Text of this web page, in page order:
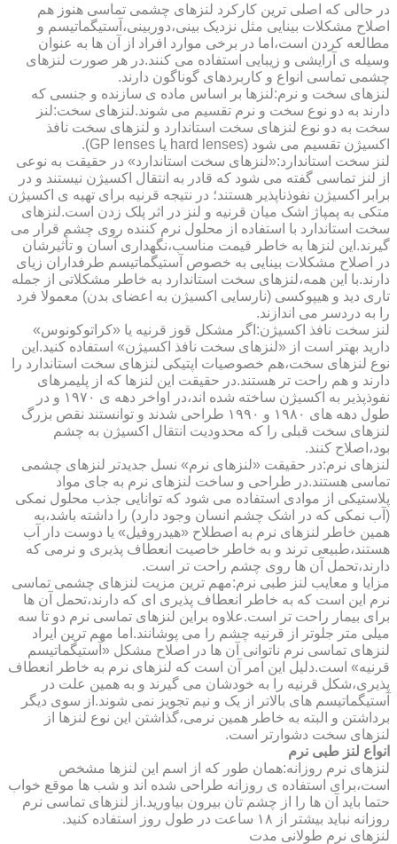
در حالی که اصلی ترین کارکرد لنزهای چشمی تماسی هنوز هم
اصلاح مشکلات بینایی مثل نزدیک بینی،دوربینی،آستیگماتیسم و
مطالعه کردن است،اما در برخی موارد افراد از آن ها به عنوان
وسیله ی آرایشی و زیبایی استفاده می کنند.در هر صورت لنزهای
چشمی تماسی انواع و کاربردهای گوناگون دارند.
لنزهای سخت و نرم:لنزها بر اساس ماده ی سازنده و جنسی که
دارند به دو نوع سخت و نرم تقسیم می شوند.لنزهای سخت:لنز
سخت به دو نوع لنزهای سخت استاندارد و لنزهای سخت نافذ
اکسیژن تقسیم می شود (hard lenses یا GP lenses).
لنز سخت استاندارد:«لنزهای سخت استاندارد» در حقیقت به نوعی
از لنز تماسی گفته می شود که قادر به انتقال اکسیژن نیستند و در
برابر اکسیژن نفوذناپذیر هستند؛ در نتیجه قرنیه برای تهیه ی اکسیژن
متکی به پمپاژ اشک میان قرنیه و لنز در اثر پلک زدن است.لنزهای
سخت استاندارد با استفاده از محلول نرم کننده روی چشم قرار می
گیرند.این لنزها به خاطر قیمت مناسب،نگهداری آسان و تأثیرشان
در اصلاح مشکلات بینایی به خصوص آستیگماتیسم طرفداران زیای
دارند.با این همه،لنزهای سخت استاندارد به خاطر مشکلاتی از جمله
تاری دید و هیپوکسی (نارسایی اکسیژن به اعضای بدن) معمولا فرد
را به دردسر می اندازند.
لنز سخت نافذ اکسیژن:اگر مشکل قوز قرنیه یا «کراتوکونوس»
دارید بهتر است از «لنزهای سخت نافذ اکسیژن» استفاده کنید.این
نوع لنزهای سخت،هم خصوصیات اپتیکی لنزهای سخت استاندارد را
دارند و هم راحت تر هستند.در حقیقت این لنزها که از پلیمرهای
نفوذپذیر به اکسیژن ساخته شده اند،در اواخر دهه ی ۱۹۷۰ و در
طول دهه های ۱۹۸۰ و ۱۹۹۰ طراحی شدند و توانستند نقص بزرگ
لنزهای سخت قبلی را که محدودیت انتقال اکسیژن به چشم
بود،اصلاح کنند.
لنزهای نرم:در حقیقت «لنزهای نرم» نسل جدیدتر لنزهای چشمی
تماسی هستند.در طراحی و ساخت لنزهای نرم به جای مواد
پلاستیکی از موادی استفاده می شود که توانایی جذب محلول نمکی
(آب نمکی که در اشک چشم انسان وجود دارد) را داشته باشد،به
همین خاطر لنزهای نرم به اصطلاح «هیدروفیل» یا دوست دار آب
هستند،طبیعی ترند و به خاطر خاصیت انعطاف پذیری و نرمی که
دارند،تحمل آن ها روی چشم راحت تر است.
مزایا و معایب لنز طبی نرم:مهم ترین مزیت لنزهای چشمی تماسی
نرم این است که به خاطر انعطاف پذیری ای که دارند،تحمل آن ها
برای بیمار راحت تر است.علاوه براین لنزهای تماسی نرم دو تا سه
میلی متر جلوتر از قرنیه چشم را می پوشانند.اما مهم ترین ایراد
لنزهای تماسی نرم ناتوانی آن ها در اصلاح مشکل «آستیگماتیسم
قرنیه» است.دلیل این امر آن است که لنزهای نرم به خاطر انعطاف
پذیری،شکل قرنیه را به خودشان می گیرند و به همین علت در
آستیگماتیسم های بالاتر از یک و نیم تجویز نمی شوند.از سوی دیگر
برداشتن و البته به خاطر همین نرمی،گذاشتن این نوع لنزها از
لنزهای سخت دشوارتر است.
انواع لنز طبی نرم
لنزهای نرم روزانه:همان طور که از اسم این لنزها مشخص
است،برای استفاده ی روزانه طراحی شده اند و شب ها موقع خواب
حتما باید آن ها را از چشم تان بیرون بیاورید.از لنزهای تماسی نرم
روزانه نباید بیشتر از ۱۸ ساعت در طول روز استفاده کنید.
لنزهای نرم طولانی مدت